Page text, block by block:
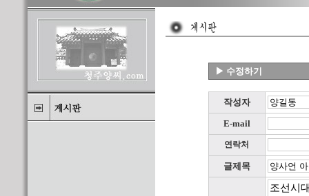
▶ 수정하기
작성자
E-mail
연락처
글제목